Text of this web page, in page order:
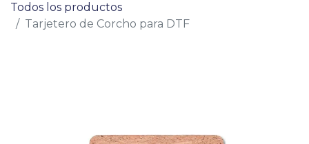
Todos los productos
Tarjetero de Corcho para DTF